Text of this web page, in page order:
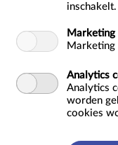
Sorteer
inschakelt.
Marketing
Marketing
Analytics
Analytics
worden
cookies